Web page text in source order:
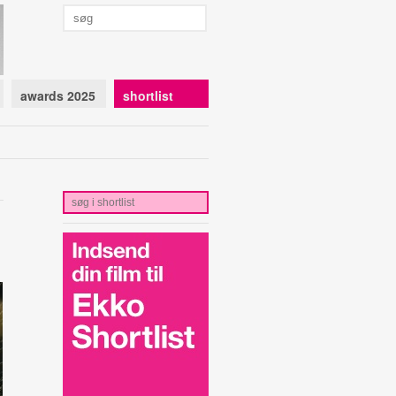
awards 2025 shortlist